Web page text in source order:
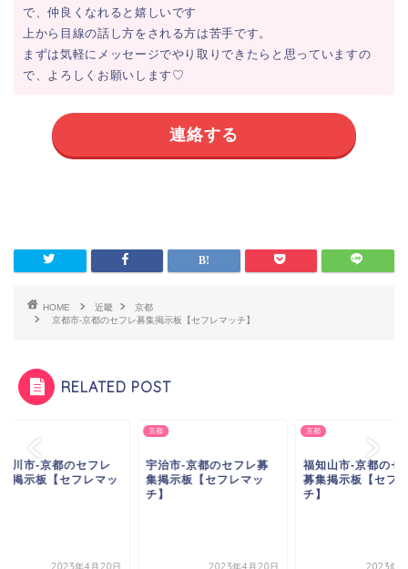
で、仲良くなれると嬉しいです
上から目線の話し方をされる方は苦手です。
まずは気軽にメッセージでやり取りできたらと思っていますの
で、よろしくお願いします♡
連絡する
HOME 近畿
京都
京都市-京都のセフレ募集掲示板【セフレマッチ】
RELATED POST
川市-京都のセフレ
掲示板【セフレマッ
京都
宇治市-京都のセフレ募
集掲示板【セフレマッ
チ】
京都
福知山市-京都のセ
募集掲示板【セフレ
チ】